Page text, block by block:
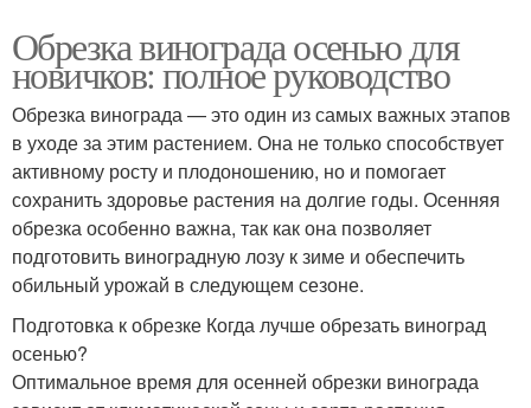
Обрезка винограда осенью для
новичков: полное руководство
Обрезка винограда — это один из самых важных этапов
в уходе за этим растением. Она не только способствует
активному росту и плодоношению, но и помогает
сохранить здоровье растения на долгие годы. Осенняя
обрезка особенно важна, так как она позволяет
подготовить виноградную лозу к зиме и обеспечить
обильный урожай в следующем сезоне.
Подготовка к обрезке Когда лучше обрезать виноград
осенью?
Оптимальное время для осенней обрезки винограда